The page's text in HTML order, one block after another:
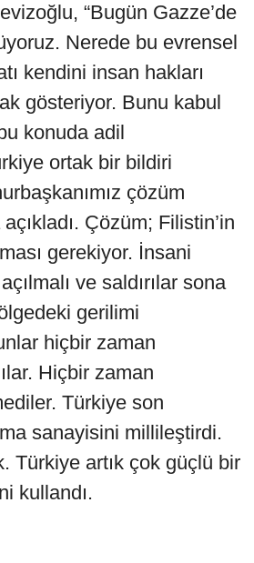
“Bugün Gazze’de
Nerede bu evrensel
kendini insan hakları
gösteriyor. Bunu kabul
konuda adil
ortak bir bildiri
çözüm
Çözüm; Filistin’in
gerekiyor. İnsani
ve saldırılar sona
gerilimi
hiçbir zaman
Hiçbir zaman
Türkiye son
sanayisini millileştirdi.
Türkiye artık çok güçlü bir
kullandı.